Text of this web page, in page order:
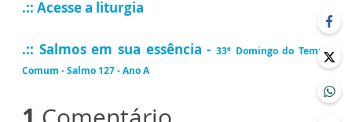
.:: Acesse a liturgia
.:: Salmos em sua essência - 33º Domingo do Tempo
Comum - Salmo 127 - Ano A